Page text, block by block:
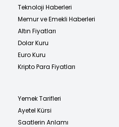
Teknoloji Haberleri
Memur ve Emekli Haberleri
Altın Fiyatları
Dolar Kuru
Euro Kuru
Kripto Para Fiyatları
Yemek Tarifleri
Ayetel Kürsi
Saatlerin Anlamı